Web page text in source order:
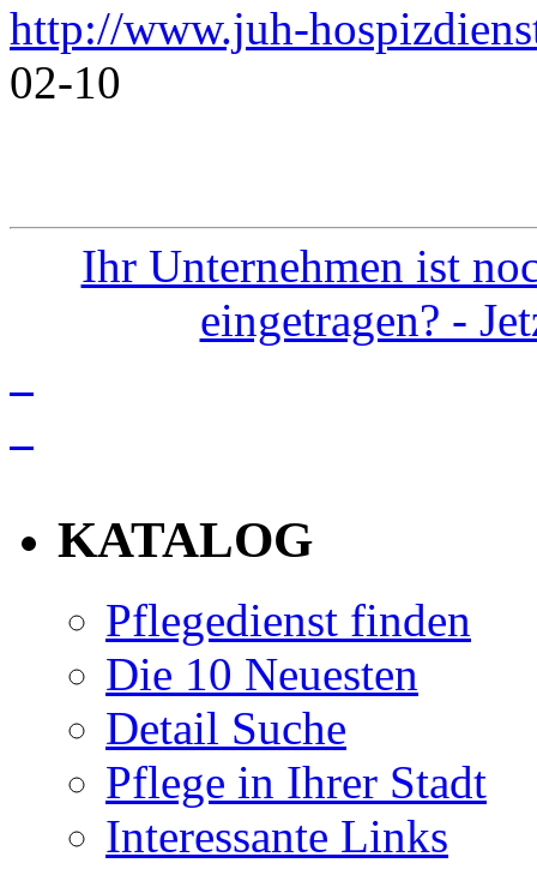
http://www.juh-
02-10
Ihr Unternehmen ist
eingetragen? -
KATALOG
Pflegedienst finden
Die 10 Neuesten
Detail Suche
Pflege in Ihrer Stadt
Interessante Links